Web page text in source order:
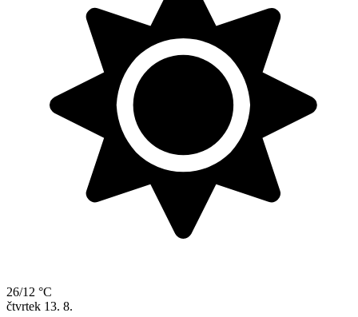
26/12 °C
čtvrtek 13. 8.